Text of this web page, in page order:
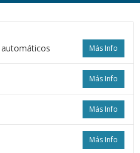
Más Info
Más Info
Más Info
Más Info